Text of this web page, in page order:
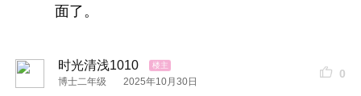
面了。
时光清浅1010
博士二年级 2025年10月30日
0